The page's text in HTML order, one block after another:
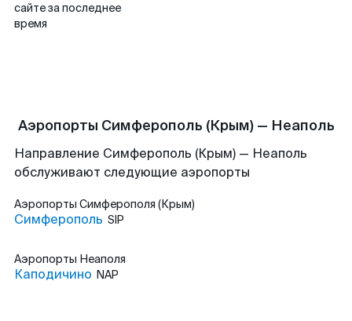
сайте за последнее
время
Аэропорты Симферополь (Крым) — Неаполь
Направление Симферополь (Крым) — Неаполь
обслуживают следующие аэропорты
Аэропорты Симферополя (Крым)
Симферополь SIP
Аэропорты Неаполя
Каподичино NAP